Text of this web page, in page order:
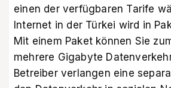
einen der verfügbaren Tarife
Internet in der Türkei wird in
Mit einem Paket können Sie
mehrere Gigabyte
Betreiber verlangen eine